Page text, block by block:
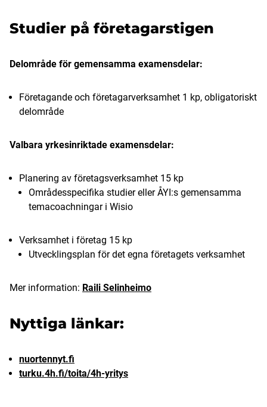
Studier på företagarstigen
Delområde för gemensamma examensdelar:
Företagande och företagarverksamhet 1 kp, obligatoriskt
delområde
Valbara yrkesinriktade examensdelar:
Planering av företagsverksamhet 15 kp
Områdesspecifika studier eller ÅYI:s gemensamma
temacoachningar i Wisio
Verksamhet i företag 15 kp
Utvecklingsplan för det egna företagets verksamhet
Mer information: Raili Selinheimo
Nyttiga länkar:
nuortennyt.fi
turku.4h.fi/toita/4h-yritys